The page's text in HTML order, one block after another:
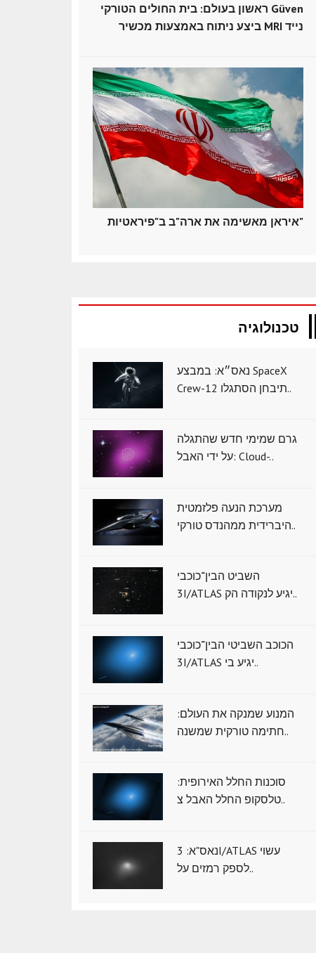
ראשון בעולם: בית החולים הטורקי Güven
ביצע ניתוח באמצעות מכשיר MRI נייד
איראן מאשימה את ארה"ב ב"פיראטיות"
טכנולוגיה
נאס״א: במבצע SpaceX
Crew-12 תיבחן הסתגלו..
גרם שמימי חדש שהתגלה
על ידי האבל: Cloud-..
מערכת הנעה פלזמטית
היברידית ממהנדס טורקי..
השביט הבין־כוכבי
3I/ATLAS יגיע לנקודה הק..
הכוכב השביטי הבין־כוכבי
3I/ATLAS יגיע בי..
המנוע שמנקה את העולם:
חתימה טורקית שמשנה..
סוכנות החלל האירופית:
טלסקופ החלל האבל צ..
נאס"א: ‏3I/ATLAS עשוי
לספק רמזים על..